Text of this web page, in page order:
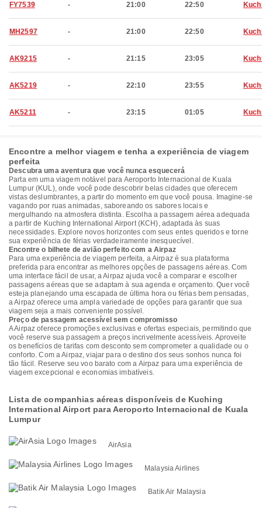
FY7539 - 21:00 22:50
MH2597 - 21:00 22:50
AK9215 - 21:15 23:05
AK5219 - 22:10 23:55
AK5211 - 23:15 01:05
Encontre a melhor viagem e tenha a experiência de viagem
perfeita
Descubra uma aventura que você nunca esquecerá
Parta em uma viagem notável para Aeroporto Internacional de Kuala
Lumpur (KUL), onde você pode descobrir belas cidades que oferecem
vistas deslumbrantes, a partir do momento em que você pousa. Imagine-se
vagando por ruas animadas, saboreando os sabores locais e
mergulhando na atmosfera distinta. Escolha a passagem aérea adequada
a partir de Kuching International Airport (KCH), adaptada às suas
necessidades. Explore novos horizontes com seus entes queridos e torne
sua experiência de férias verdadeiramente inesquecível.
Encontre o bilhete de avião perfeito com a Airpaz
Para uma experiência de viagem perfeita, a Airpaz é sua plataforma
preferida para encontrar as melhores opções de passagens aéreas. Com
uma interface fácil de usar, a Airpaz ajuda você a comparar e escolher
passagens aéreas que se adaptam à sua agenda e orçamento. Quer você
esteja planejando uma escapada de última hora ou férias bem pensadas,
a Airpaz oferece uma ampla variedade de opções para garantir que sua
viagem seja a mais conveniente possível.
Preço de passagem acessível sem compromisso
A Airpaz oferece promoções exclusivas e ofertas especiais, permitindo que
você reserve sua passagem a preços incrivelmente acessíveis. Aproveite
os benefícios de tarifas com desconto sem comprometer a qualidade ou o
conforto. Com a Airpaz, viajar para o destino dos seus sonhos nunca foi
tão fácil. Reserve seu voo barato com a Airpaz para uma experiência de
viagem excepcional e economias imbatíveis.
Lista de companhias aéreas disponíveis de Kuching
International Airport para Aeroporto Internacional de Kuala
Lumpur
AirAsia
Malaysia Airlines
Batik Air Malaysia